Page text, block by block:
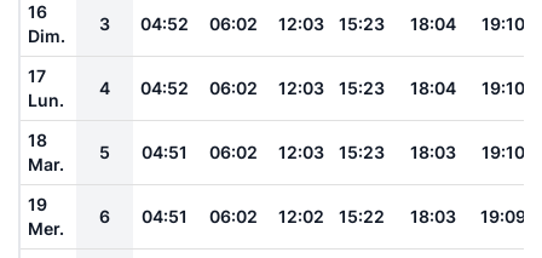
16
Dim.
3 04:52 06:02 12:03 15:23 18:04 19:10
17
Lun.
4 04:52 06:02 12:03 15:23 18:04 19:10
18
Mar.
5 04:51 06:02 12:03 15:23 18:03 19:10
19
Mer.
6 04:51 06:02 12:02 15:22 18:03 19:09